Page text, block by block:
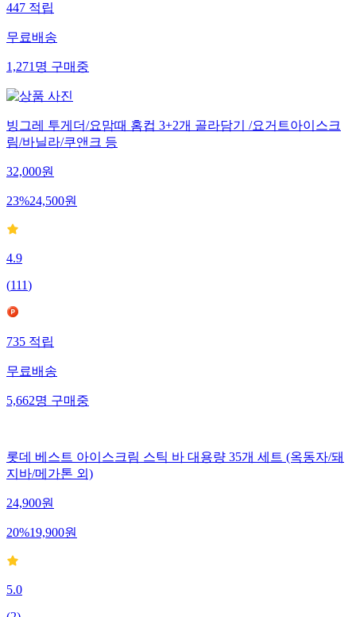
447적립
무료배송
1,271명구매중
빙그레 투게더/요맘때 홈컵 3+2개 골라담기 /요거트아이스크
림/바닐라/쿠앤크 등
32,000원
23%24,500원
4.9
(111)
735적립
무료배송
5,662명구매중
롯데 베스트 아이스크림 스틱 바 대용량 35개 세트 (옥동자/돼
지바/메가톤 외)
24,900원
20%19,900원
5.0